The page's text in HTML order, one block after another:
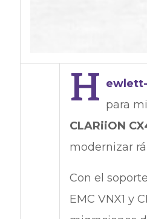
H para
CLARiiON
modernizar
Con el
EMC VNX1 y